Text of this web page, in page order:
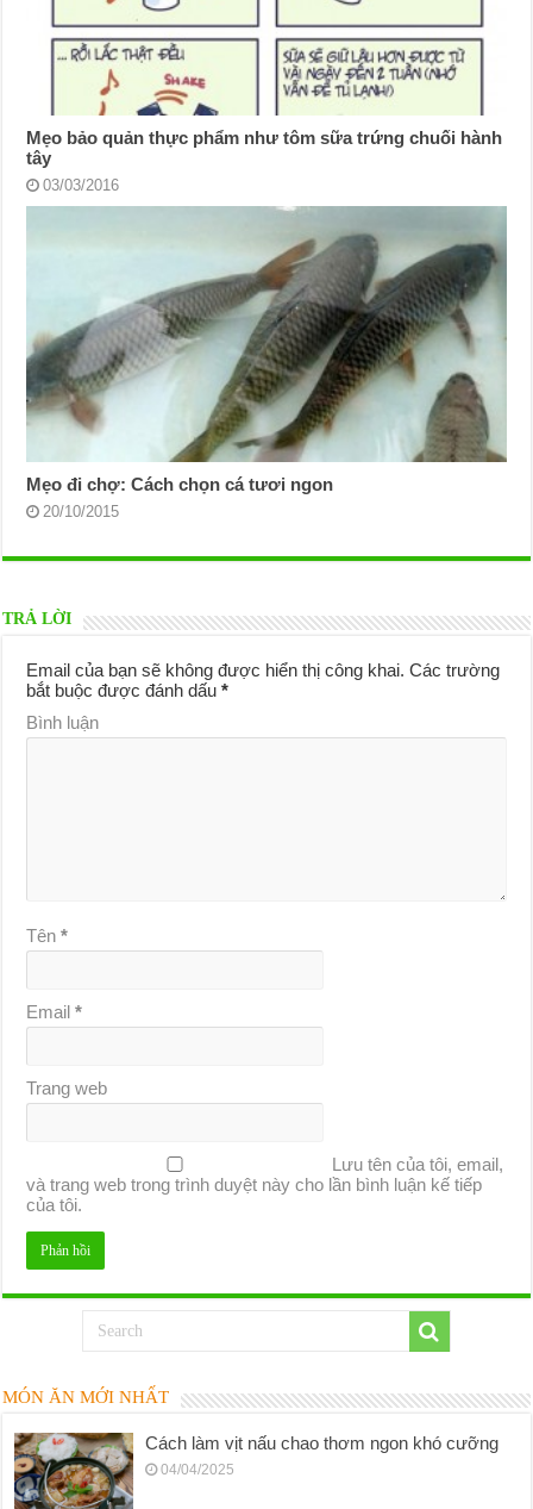
Mẹo bảo quản thực phẩm như tôm sữa trứng chuối hành
tây
03/03/2016
Mẹo đi chợ: Cách chọn cá tươi ngon
20/10/2015
TRẢ LỜI
Email của bạn sẽ không được hiển thị công khai. Các trường
bắt buộc được đánh dấu*
Bình luận
Tên*
Email*
Trang web
Lưu tên của tôi, email,
và trang web trong trình duyệt này cho lần bình luận kế tiếp
của tôi.
MÓN ĂN MỚI NHẤT
Cách làm vịt nấu chao thơm ngon khó cưỡng
04/04/2025